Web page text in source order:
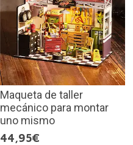
Maqueta de taller
mecánico para montar
uno mismo
44,95€